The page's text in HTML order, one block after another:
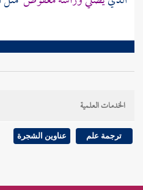
الخدمات العلمية
ترجمة علم عناوين الشجرة